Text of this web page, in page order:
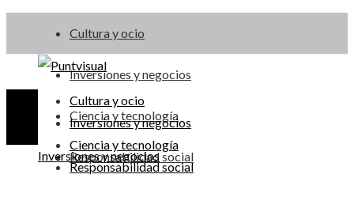
Cultura y ocio
Inversiones y negocios
Ciencia y tecnología
Responsabilidad social
Cultura y ocio
Inversiones y negocios
Ciencia y tecnología
Responsabilidad social
Inversiones y negocios